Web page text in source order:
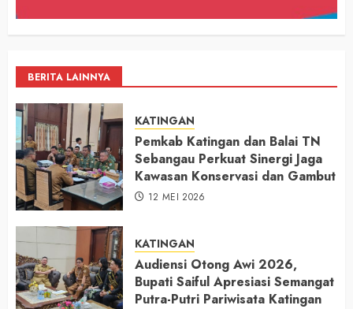
BERITA LAINNYA
KATINGAN
Pemkab Katingan dan Balai TN
Sebangau Perkuat Sinergi Jaga
Kawasan Konservasi dan Gambut
12 MEI 2026
KATINGAN
Audiensi Otong Awi 2026,
Bupati Saiful Apresiasi Semangat
Putra-Putri Pariwisata Katingan